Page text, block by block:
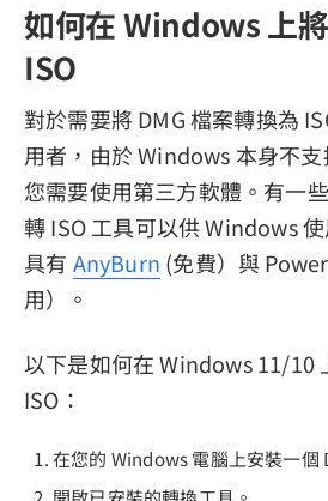
如何在 Windows 上
ISO
對於需要將 DMG 檔案轉換為
用者，由於 Windows 本身不
您需要使用第三方軟體。有一
轉 ISO 工具可以供 Windows
具有 AnyBurn (免費）與
用）。
以下是如何在 Windows 11/10
ISO：
在您的 Windows 電腦上安裝一個